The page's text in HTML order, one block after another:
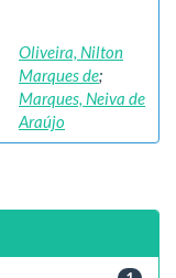
Oliveira, Nilton
Marques de;
Marques, Neiva de
Araújo